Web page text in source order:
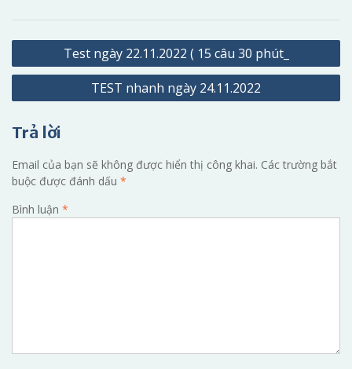
Điều
hướng
Test ngày 22.11.2022 ( 15 câu 30 phút_
TEST nhanh ngày 24.11.2022
Trả lời
Email của bạn sẽ không được hiển thị công khai. Các trường bắt
buộc được đánh dấu *
Bình luận *